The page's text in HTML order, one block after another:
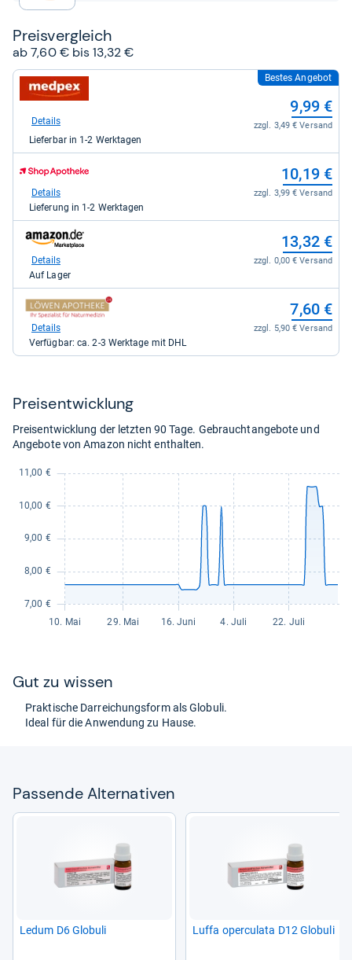
Preis­ver­gleich
ab 7,60 € bis 13,32 €
zum
Shop:
medpex
9,99
kaufen.
Bestes Angebot
9,99 €
zzgl. 3,49 € Versand
Details
Lieferbar in 1-2 Werktagen
Shop:
Shop
für
kaufen.
10,19 €
zzgl. 3,99 € Versand
Details
Lieferung in 1-2 Werktagen
zum
Shop:
Amazon.de
kaufen.
13,32 €
zzgl. 0,00 € Versand
Details
Auf Lager
zum
Shop:
loewen-
apotheke24
7,60 €
zzgl. 5,90 € Versand
Details
Verfügbar: ca. 2-3 Werktage mit DHL
Preis­ent­wick­lung
Preisentwicklung der letzten 90 Tage. Gebrauchtangebote und
Angebote von Amazon nicht enthalten.
Gut zu wis­sen
Prak­ti­sche Dar­rei­chungs­form als Glo­buli.
Ideal für die Anwen­dung zu Hause.
Pas­sende Alter­na­ti­ven
Ledum D6 Glo­buli Luffa oper­cu­lata D12 Glo­buli